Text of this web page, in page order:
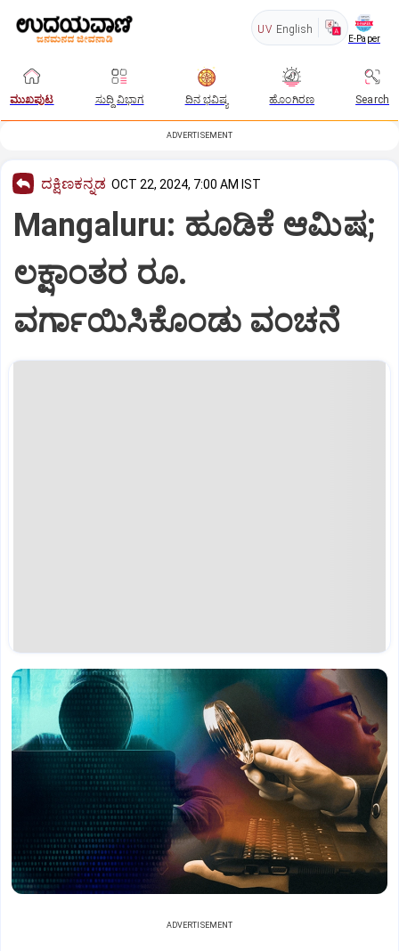
UV English
E-Paper
ಮುಖಪುಟ ಸುದ್ದಿ ವಿಭಾಗ ದಿನ ಭವಿಷ್ಯ ಹೊಂಗಿರಣ Search
ADVERTISEMENT
ದಕ್ಷಿಣಕನ್ನಡ OCT 22, 2024, 7:00 AM IST
Mangaluru: ಹೂಡಿಕೆ ಆಮಿಷ;
ಲಕ್ಷಾಂತರ ರೂ.
ವರ್ಗಾಯಿಸಿಕೊಂಡು ವಂಚನೆ
ADVERTISEMENT